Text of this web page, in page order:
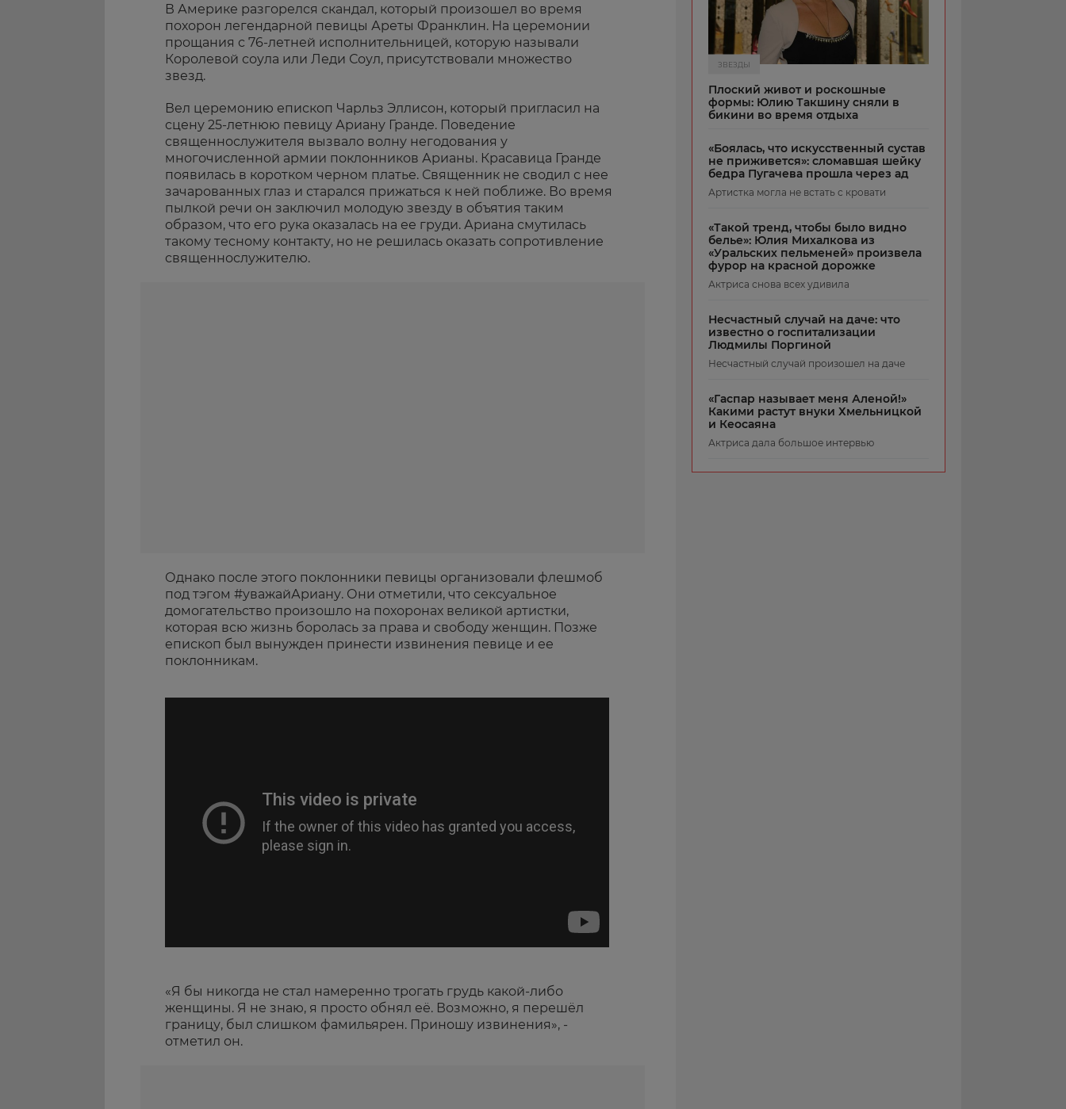
В Америке разгорелся скандал, который произошел во время
похорон легендарной певицы Ареты Франклин. На церемонии
прощания с 76-летней исполнительницей, которую называли
Королевой соула или Леди Соул, присутствовали множество
звезд.
Вел церемонию епископ Чарльз Эллисон, который пригласил на
сцену 25-летнюю певицу Ариану Гранде. Поведение
священнослужителя вызвало волну негодования у
многочисленной армии поклонников Арианы. Красавица Гранде
появилась в коротком черном платье. Священник не сводил с нее
зачарованных глаз и старался прижаться к ней поближе. Во время
пылкой речи он заключил молодую звезду в объятия таким
образом, что его рука оказалась на ее груди. Ариана смутилась
такому тесному контакту, но не решилась оказать сопротивление
священнослужителю.
Однако после этого поклонники певицы организовали флешмоб
под тэгом #уважайАриану. Они отметили, что сексуальное
домогательство произошло на похоронах великой артистки,
которая всю жизнь боролась за права и свободу женщин. Позже
епископ был вынужден принести извинения певице и ее
поклонникам.
«Я бы никогда не стал намеренно трогать грудь какой-либо
женщины. Я не знаю, я просто обнял её. Возможно, я перешёл
границу, был слишком фамильярен. Приношу извинения», -
отметил он.
ЗВЕЗДЫ
Плоский живот и роскошные
формы: Юлию Такшину сняли в
бикини во время отдыха
«Боялась, что искусственный сустав
не приживется»: сломавшая шейку
бедра Пугачева прошла через ад
Артистка могла не встать с кровати
«Такой тренд, чтобы было видно
белье»: Юлия Михалкова из
«Уральских пельменей» произвела
фурор на красной дорожке
Актриса снова всех удивила
Несчастный случай на даче: что
известно о госпитализации
Людмилы Поргиной
Несчастный случай произошел на даче
«Гаспар называет меня Аленой!»
Какими растут внуки Хмельницкой
и Кеосаяна
Актриса дала большое интервью